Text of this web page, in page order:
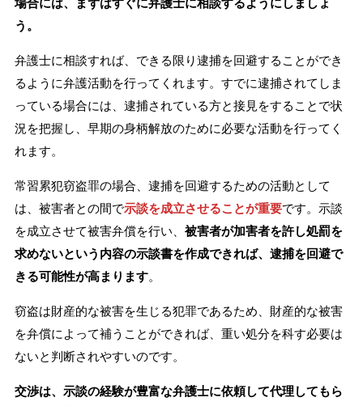
場合には、まずはすぐに弁護士に相談するようにしましょ
う。
弁護士に相談すれば、できる限り逮捕を回避することができ
るように弁護活動を行ってくれます。すでに逮捕されてしま
っている場合には、逮捕されている方と接見をすることで状
況を把握し、早期の身柄解放のために必要な活動を行ってく
れます。
常習累犯窃盗罪の場合、逮捕を回避するための活動として
は、被害者との間で示談を成立させることが重要です。示談
を成立させて被害弁償を行い、 被害者が加害者を許し処罰を
求めないという内容の示談書を作成できれば、逮捕を回避で
きる可能性が高まります。
窃盗は財産的な被害を生じる犯罪であるため、財産的な被害
を弁償によって補うことができれば、重い処分を科す必要は
ないと判断されやすいのです。
交渉は、示談の経験が豊富な弁護士に依頼して代理してもら